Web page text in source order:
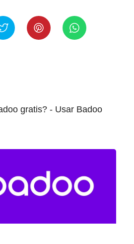
gratis? - Usar Badoo